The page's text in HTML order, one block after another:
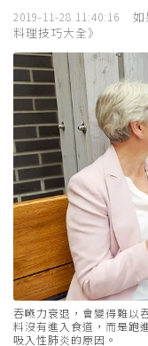
2019-11-28 11:40:16
料理技巧大全》
吞嚥力衰退，會變得難以
料沒有進入食道，而是跑
吸入性肺炎的原因。